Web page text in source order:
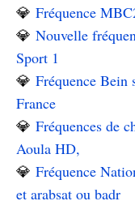
💎 Fréquence
💎 Nouvelle
Sport 1
💎 Fréquence
France
💎 Fréquences de
Aoula HD,
💎 Fréquence
et arabsat ou badr